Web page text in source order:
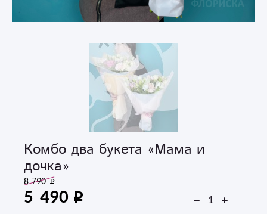
Комбо два букета «Мама и
дочка»
5 490
8 790